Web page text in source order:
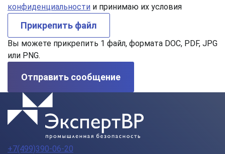
конфиденциальности и принимаю их условия
Прикрепить файл
Вы можете прикрепить 1 файл, формата DOC, PDF, JPG
или PNG.
Отправить сообщение
+7(499)390-06-20